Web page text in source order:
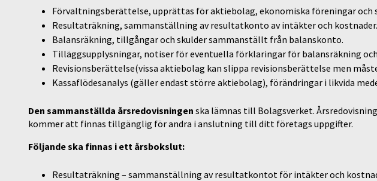
Förvaltningsberättelse, upprättas för aktiebolag, ekonomiska föreningar och
Resultaträkning, sammanställning av resultatkonto av intäkter och kostnader.
Balansräkning, tillgångar och skulder sammanställt från balanskonto.
Tilläggsupplysningar, notiser för eventuella förklaringar för balansräkning
Revisionsberättelse(vissa aktiebolag kan slippa revisionsberättelse men
Kassaflödesanalys (gäller endast större aktiebolag), förändringar i likvida
Den sammanställda årsredovisningen ska lämnas till Bolagsverket.
kommer att finnas tillgänglig för andra i anslutning till ditt företags uppgifter.
Följande ska finnas i ett årsbokslut:
Resultaträkning – sammanställning av resultatkontot för intäkter och